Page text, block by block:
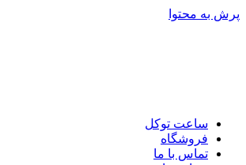
پرش به محتوا
ساعت توکل
فروشگاه
تماس با ما